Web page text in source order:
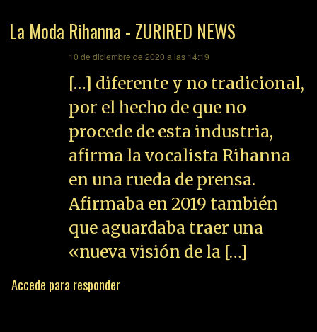
La Moda Rihanna - ZURIRED NEWS
10 de diciembre de 2020 a las 14:19
[…] diferente y no tradicional,
por el hecho de que no
procede de esta industria,
afirma la vocalista Rihanna
en una rueda de prensa.
Afirmaba en 2019 también
que aguardaba traer una
«nueva visión de la […]
Accede para responder